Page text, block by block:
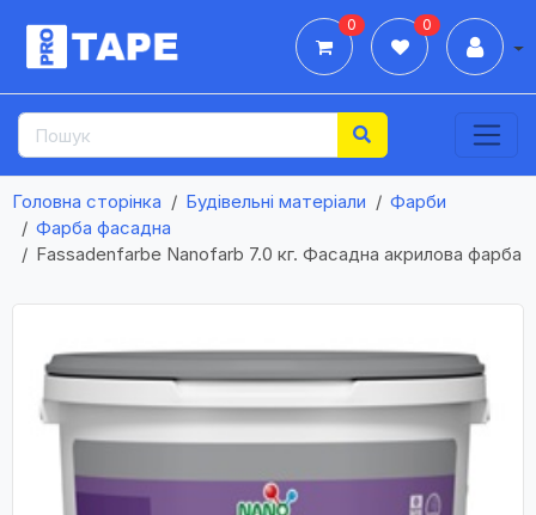
0 0
Головна сторінка Будівельні матеріали
Фарби
Фарба фасадна
Fassadenfarbe Nanofarb 7.0 кг. Фасадна акрилова фарба